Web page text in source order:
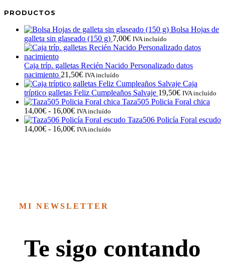
PRODUCTOS
Bolsa Hojas de
galleta sin glaseado (150 g) 7,00€ IVA incluído
Caja tríp. galletas Recién Nacido Personalizado datos
nacimiento 21,50€ IVA incluído
Caja
tríptico galletas Feliz Cumpleaños Salvaje 19,50€ IVA incluído
Taza505 Policia Foral chica
14,00€ - 16,00€Rango
de
precios:
IVA incluído
Taza506 Policía Foral escudo
14,00€ - 16,00€Rango
IVA incluído
MI NEWSLETTER
Te sigo contando